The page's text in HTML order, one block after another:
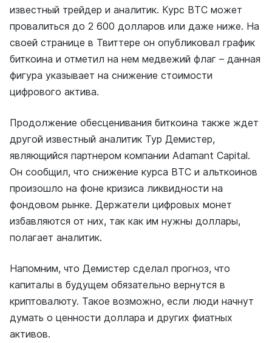
известный трейдер и аналитик. Курс BTC может
провалиться до 2 600 долларов или даже ниже. На
своей странице в Твиттере он опубликовал график
биткоина и отметил на нем медвежий флаг – данная
фигура указывает на снижение стоимости
цифрового актива.
Продолжение обесценивания биткоина также ждет
другой известный аналитик Тур Демистер,
являющийся партнером компании Adamant Capital.
Он сообщил, что снижение курса BTC и альткоинов
произошло на фоне кризиса ликвидности на
фондовом рынке. Держатели цифровых монет
избавляются от них, так как им нужны доллары,
полагает аналитик.
Напомним, что Демистер сделал прогноз, что
капиталы в будущем обязательно вернутся в
криптовалюту. Такое возможно, если люди начнут
думать о ценности доллара и других фиатных
активов.